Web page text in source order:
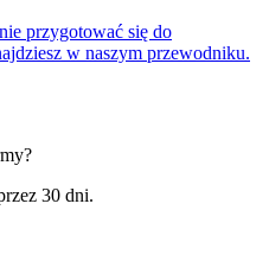
przygotować się do
w naszym przewodniku.
30 dni.